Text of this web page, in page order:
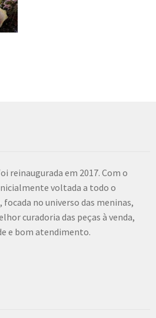
reinaugurada em 2017. Com o
voltada a todo o
no universo das meninas,
curadoria das peças à venda,
e bom atendimento.